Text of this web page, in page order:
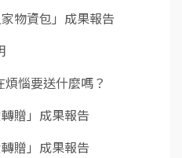
物資包」成果報告
惱要送什麼嗎？
贈」成果報告
贈」成果報告